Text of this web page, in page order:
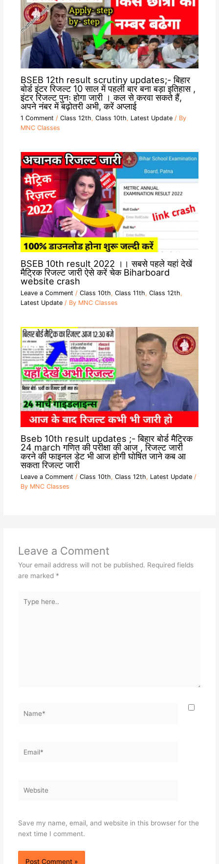
BSEB 12th result scrutiny updates;- बिहार
बोर्ड इंटर रिजल्ट 10 साल में पहली बार बना बड़ा इतिहास ,
इंटर रिजल्ट पुनः होगा जारी । कल से करवा सकते हैं,
अपने नंबर में बढ़ोतरी अभी, करें अप्लाई
1 Comment / Class 12th, Class 10th, Latest Update/ By
MNC Classes
BSEB 10th result 2022 ।। सबसे पहले यहां देखें
मैट्रिक रिजल्ट जारी ऐसे करें चेक Biharboard
website crash
Leave a Comment / Class 10th, Class 11th, Class 12th,
Latest Update/ By MNC Classes
Bseb 10th result updates ;- बिहार बोर्ड मैट्रिक
24 march गणित की परीक्षा की आज , रिजल्ट जारी
करने की फाइनल डेट भी आज होगी घोषित जाने कब आ
सकता रिजल्ट जारी
Leave a Comment / Class 10th, Class 12th, Latest Update/
By MNC Classes
Leave a Comment
Your email address will not be published. Required fields
are marked *
here..
Save my name, email, and website in this browser for the
next time I comment.